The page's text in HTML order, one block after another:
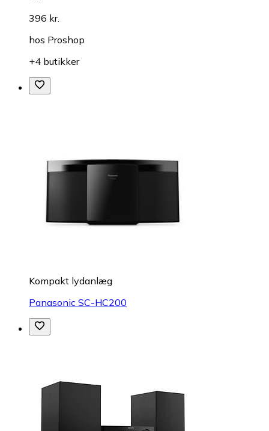
396 kr.
hos Proshop
+4 butikker
Kompakt lydanlæg
Panasonic SC-HC200